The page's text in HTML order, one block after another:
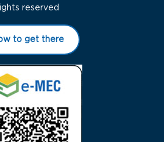
reserved
to get there